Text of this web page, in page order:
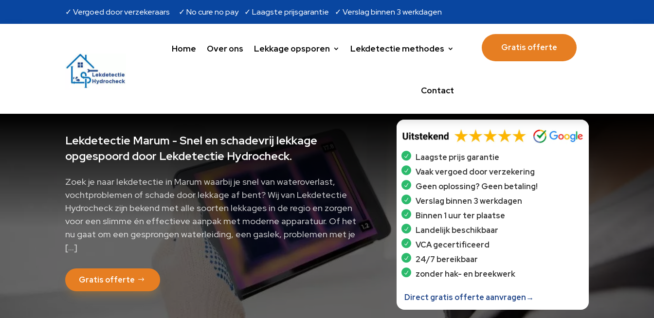
✓ Vergoed door verzekeraars ✓ No cure no pay ✓ Laagste prijsgarantie ✓ Verslag binnen 3 werkdagen
Home Over ons Lekkage opsporen Lekdetectie methodes
Contact
Gratis offerte
Lekdetectie Marum - Snel en schadevrij lekkage
opgespoord door Lekdetectie Hydrocheck.
Zoek je naar lekdetectie in Marum waarbij je snel van wateroverlast,
vochtproblemen of schade door lekkage af bent? Wij van Lekdetectie
Hydrocheck zijn bekend met alle soorten lekkages in de regio en zorgen
voor een slimme én effectieve aanpak met moderne apparatuur. Of het
nu gaat om een gesprongen waterleiding, een gaslek, problemen met je
[…]
Gratis offerte
Laagste prijs garantie
Vaak vergoed door verzekering
Geen oplossing? Geen betaling!
Verslag binnen 3 werkdagen
Binnen 1 uur ter plaatse
Landelijk beschikbaar
VCA gecertificeerd
24/7 bereikbaar
zonder hak- en breekwerk
Direct gratis offerte aanvragen→